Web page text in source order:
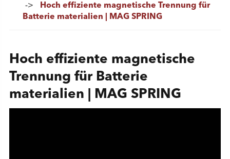
Hoch effiziente magnetische Trennung für
Batterie materialien | MAG SPRING
Hoch effiziente magnetische
Trennung für Batterie
materialien | MAG SPRING